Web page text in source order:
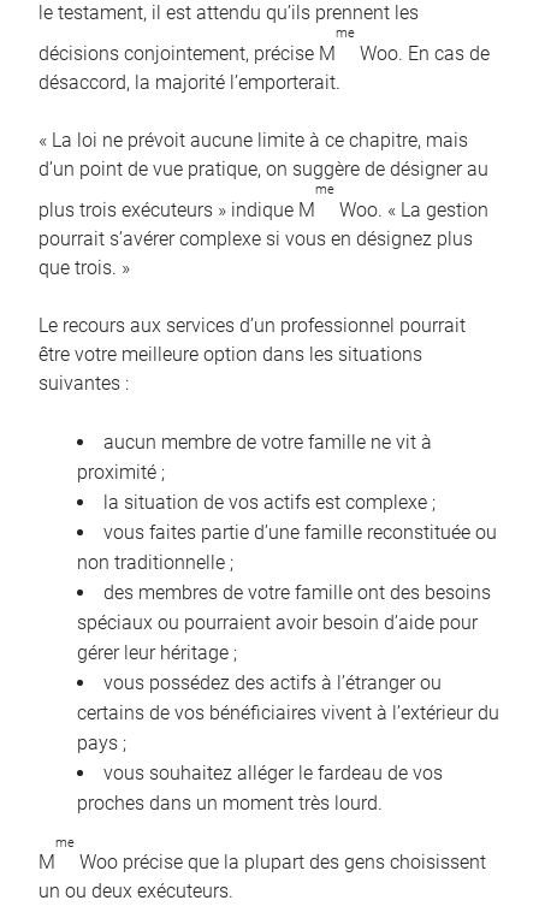
le testament, il est attendu qu’ils prennent les
décisions conjointement, précise M
me
Woo. En cas de
désaccord, la majorité l’emporterait.
« La loi ne prévoit aucune limite à ce chapitre, mais
d’un point de vue pratique, on suggère de désigner au
plus trois exécuteurs » indique M
me
Woo. « La gestion
pourrait s’avérer complexe si vous en désignez plus
que trois. »
Le recours aux services d’un professionnel pourrait
être votre meilleure option dans les situations
suivantes :
aucun membre de votre famille ne vit à
proximité ;
la situation de vos actifs est complexe ;
vous faites partie d’une famille reconstituée ou
non traditionnelle ;
des membres de votre famille ont des besoins
spéciaux ou pourraient avoir besoin d’aide pour
gérer leur héritage ;
vous possédez des actifs à l’étranger ou
certains de vos bénéficiaires vivent à l’extérieur du
pays ;
vous souhaitez alléger le fardeau de vos
proches dans un moment très lourd.
M
me
Woo précise que la plupart des gens choisissent
un ou deux exécuteurs.